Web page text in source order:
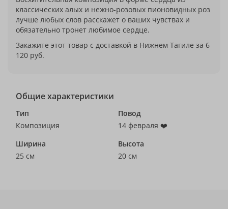
классических алых и нежно-розовых пионовидных роз
лучше любых слов расскажет о ваших чувствах и
обязательно тронет любимое сердце.
Закажите этот товар с доставкой в Нижнем Тагиле за 6
120 руб.
Общие характеристики
Тип
Композиция
Повод
14 февраля ❤️
Ширина
25 см
Высота
20 см